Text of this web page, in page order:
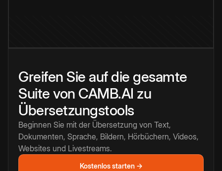
Greifen Sie auf die gesamte
Suite von CAMB.AI zu
Übersetzungstools
Beginnen Sie mit der Übersetzung von Text,
Dokumenten, Sprache, Bildern, Hörbüchern, Videos,
Websites und Livestreams.
Kostenlos starten →